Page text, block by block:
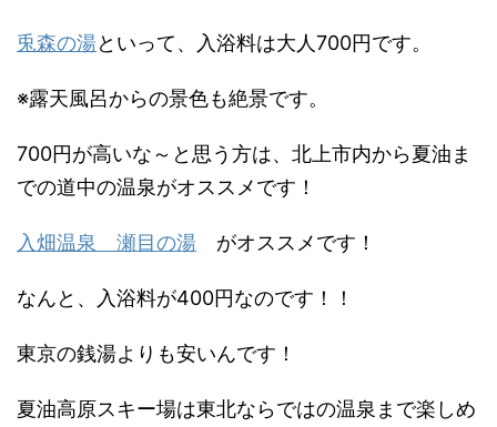
兎森の湯といって、入浴料は大人700円です。
※露天風呂からの景色も絶景です。
700円が高いな～と思う方は、 北上市内から夏油ま
での道中の温泉がオススメです！
入畑温泉 瀬目の湯 がオススメです！
なんと、入浴料が400円なのです！！
東京の銭湯よりも安いんです！
夏油高原スキー場は東北ならではの温泉まで楽しめ